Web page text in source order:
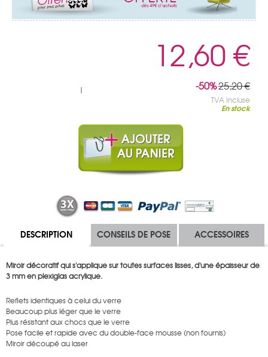
12,60 €
-50%25,20 €
TVA Incluse
En stock
|
DESCRIPTION CONSEILS DE POSE ACCESSOIRES
Miroir décoratif qui s'applique sur toutes surfaces lisses, d'une épaisseur de
3 mm en plexiglas acrylique.
Reflets identiques à celui du verre
Beaucoup plus léger que le verre
Plus résistant aux chocs que le verre
Pose facile et rapide avec du double-face mousse (non fournis)
Miroir découpé au laser